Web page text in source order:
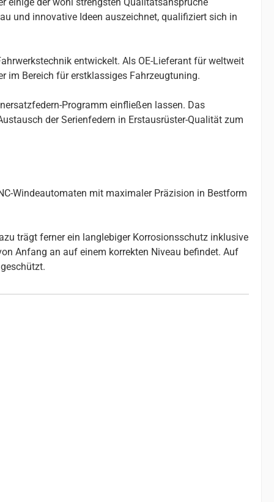
und innovative Ideen auszeichnet, qualifiziert sich in
entwickelt. Als OE-Lieferant für weltweit
im Bereich für erstklassiges Fahrzeugtuning.
Programm einfließen lassen. Das
der Serienfedern in Erstausrüster-Qualität zum
Windeautomaten mit maximaler Präzision in Bestform
trägt ferner ein langlebiger Korrosionsschutz inklusive
Anfang an auf einem korrekten Niveau befindet. Auf